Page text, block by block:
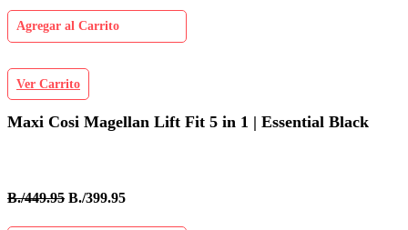
Agregar al Carrito
Ver Carrito
Maxi Cosi Magellan Lift Fit 5 in 1 | Essential Black
B./449.95 B./399.95